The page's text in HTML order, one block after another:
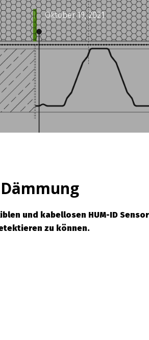
Oktober 19, 2021
und kabellosen HUM-ID
zu können.